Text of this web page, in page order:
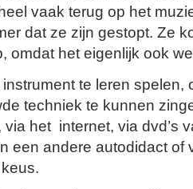
vaak terug op het
dat ze zijn gestopt. Ze
omdat het eigenlijk ook
te leren spelen,
techniek te kunnen
via het internet, via dvd’s
een andere autodidact of